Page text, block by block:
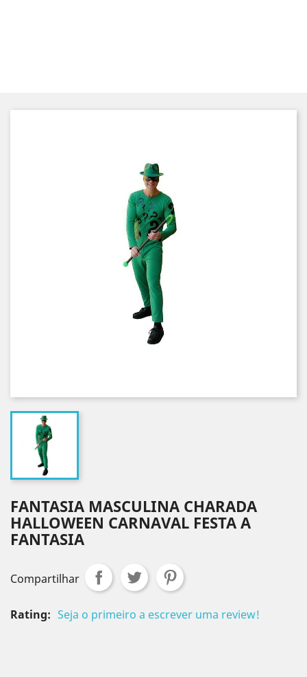
FANTASIA MASCULINA CHARADA
HALLOWEEN CARNAVAL FESTA A
FANTASIA
Compartilhar
Rating: Seja o primeiro a escrever uma review!